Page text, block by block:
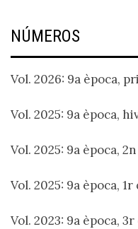
NÚMEROS
Vol. 2026: 9a època,
Vol. 2025: 9a època,
Vol. 2025: 9a època,
Vol. 2025: 9a època,
Vol. 2023: 9a època,